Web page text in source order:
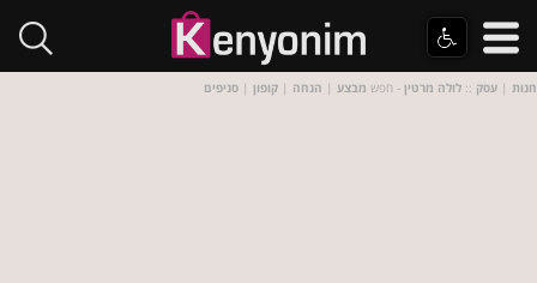
חנות | עסק :: לולה מרטין - חפש מבצע | הנחה | קופון | סניפים